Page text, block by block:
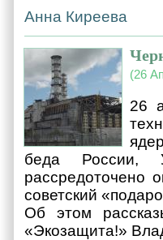
Анна Киреева
(26
26
беда России,
рассредоточено
советский
Об этом
«Экозащита!»